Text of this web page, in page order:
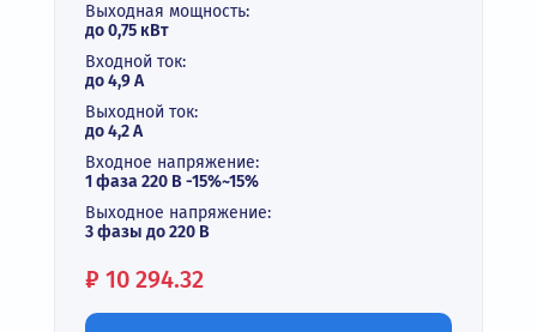
Выходная мощность:
до 0,75 кВт
Входной ток:
до 4,9 А
Выходной ток:
до 4,2 А
Входное напряжение:
1 фаза 220 В -15%~15%
Выходное напряжение:
3 фазы до 220 В
Цена:
₽ 10 294.32